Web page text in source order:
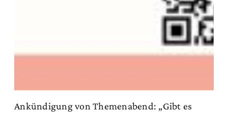
Ankündigung von Themenabend: „Gibt es